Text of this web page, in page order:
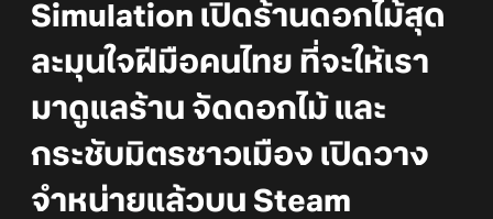
Simulation เปิดร้านดอกไม้สุด
ละมุนใจฝีมือคนไทย ที่จะให้เรา
มาดูแลร้าน จัดดอกไม้ และ
กระชับมิตรชาวเมือง เปิดวาง
จำหน่ายแล้วบน Steam